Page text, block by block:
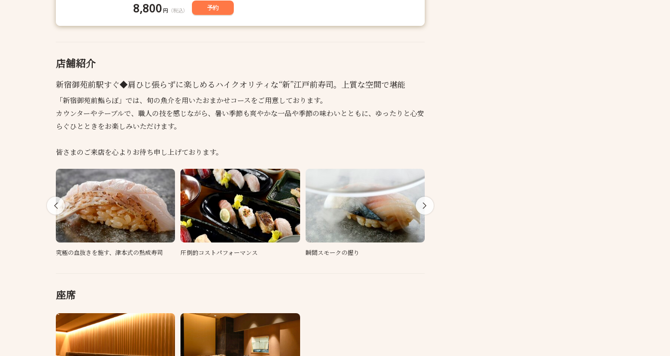
8,800 円 （税込） 予約
店舗紹介
新宿御苑前駅すぐ◆肩ひじ張らずに楽しめるハイクオリティな“新”江戸前寿司。上質な空間で堪能
「新宿御苑前鮨らぼ」では、旬の魚介を用いたおまかせコースをご用意しております。
カウンターやテーブルで、職人の技を感じながら、暑い季節も爽やかな一品や季節の味わいとともに、ゆったりと心安
らぐひとときをお楽しみいただけます。
皆さまのご来店を心よりお待ち申し上げております。
究極の血抜きを施す、津本式の熟成寿司 圧倒的コストパフォーマンス 瞬間スモークの握り
座席